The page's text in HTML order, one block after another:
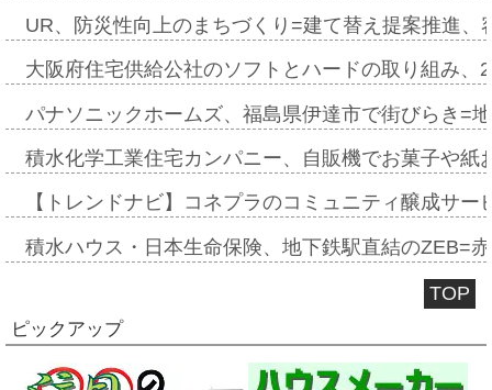
UR、防災性向上のまちづくり=建て替え提案推進
大阪府住宅供給公社のソフトとハードの取り組み
パナソニックホームズ、福島県伊達市で街びらき=
積水化学工業住宅カンパニー、自販機でお菓子や
【トレンドナビ】コネプラのコミュニティ醸成サ
積水ハウス・日本生命保険、地下鉄駅直結のZEB=
TOP
ピックアップ